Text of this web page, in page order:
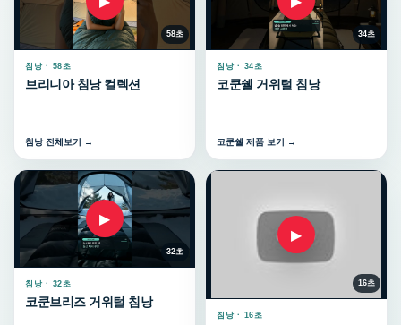
58초
침낭 · 58초
브리니아 침낭 컬렉션
침낭 전체보기 →
34초
침낭 · 34초
코쿤쉘 거위털 침낭
코쿤쉘 제품 보기 →
▶
32초
침낭 · 32초
코쿤브리즈 거위털 침낭
▶
16초
침낭 · 16초